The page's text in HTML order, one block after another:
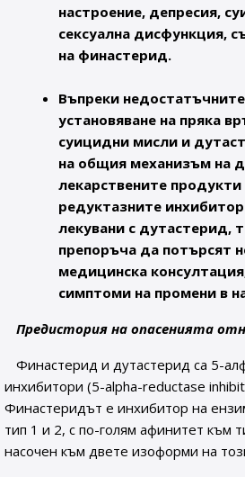
настроение, депресия,
сексуална дисфункция,
на финастерид.
Въпреки
установяване на пряка
суицидни мисли и
на общия механизъм на
лекарствените
редуктазните
лекувани с дутастерид,
препоръча да потърсят
медицинска
симптоми на промени в
Предистория на опасенията
Финастерид и дутастерид са 5-
инхибитори (5-alpha-reductase
Финастеридът е инхибитор на
тип 1 и 2, с по-голям афинитет към
насочен към двете изоформи на